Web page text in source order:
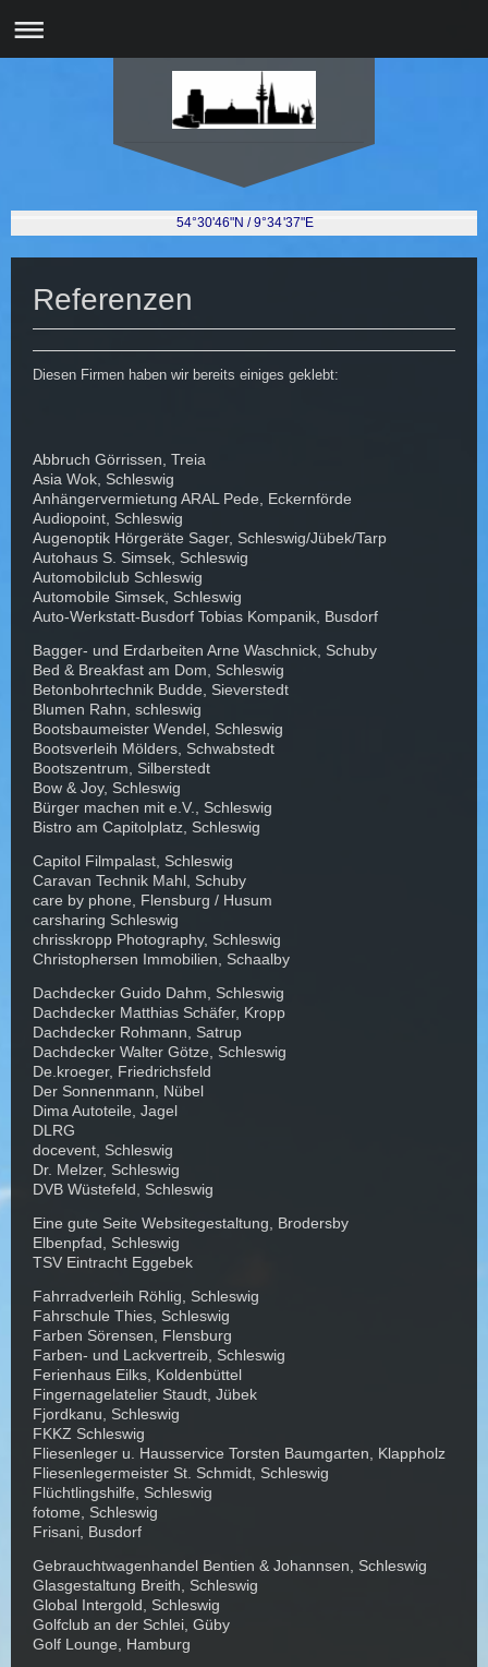
54°30'46"N / 9°34'37"E
Referenzen
Diesen Firmen haben wir bereits einiges geklebt:
Abbruch Görrissen, Treia
Asia Wok, Schleswig
Anhängervermietung ARAL Pede, Eckernförde
Audiopoint, Schleswig
Augenoptik Hörgeräte Sager, Schleswig/Jübek/Tarp
Autohaus S. Simsek, Schleswig
Automobilclub Schleswig
Automobile Simsek, Schleswig
Auto-Werkstatt-Busdorf Tobias Kompanik, Busdorf
Bagger- und Erdarbeiten Arne Waschnick, Schuby
Bed & Breakfast am Dom, Schleswig
Betonbohrtechnik Budde, Sieverstedt
Blumen Rahn, schleswig
Bootsbaumeister Wendel, Schleswig
Bootsverleih Mölders, Schwabstedt
Bootszentrum, Silberstedt
Bow & Joy, Schleswig
Bürger machen mit e.V., Schleswig
Bistro am Capitolplatz, Schleswig
Capitol Filmpalast, Schleswig
Caravan Technik Mahl, Schuby
care by phone, Flensburg / Husum
carsharing Schleswig
chrisskropp Photography, Schleswig
Christophersen Immobilien, Schaalby
Dachdecker Guido Dahm, Schleswig
Dachdecker Matthias Schäfer, Kropp
Dachdecker Rohmann, Satrup
Dachdecker Walter Götze, Schleswig
De.kroeger, Friedrichsfeld
Der Sonnenmann, Nübel
Dima Autoteile, Jagel
DLRG
docevent, Schleswig
Dr. Melzer, Schleswig
DVB Wüstefeld, Schleswig
Eine gute Seite Websitegestaltung, Brodersby
Elbenpfad, Schleswig
TSV Eintracht Eggebek
Fahrradverleih Röhlig, Schleswig
Fahrschule Thies, Schleswig
Farben Sörensen, Flensburg
Farben- und Lackvertreib, Schleswig
Ferienhaus Eilks, Koldenbüttel
Fingernagelatelier Staudt, Jübek
Fjordkanu, Schleswig
FKKZ Schleswig
Fliesenleger u. Hausservice Torsten Baumgarten, Klappholz
Fliesenlegermeister St. Schmidt, Schleswig
Flüchtlingshilfe, Schleswig
fotome, Schleswig
Frisani, Busdorf
Gebrauchtwagenhandel Bentien & Johannsen, Schleswig
Glasgestaltung Breith, Schleswig
Global Intergold, Schleswig
Golfclub an der Schlei, Güby
Golf Lounge, Hamburg